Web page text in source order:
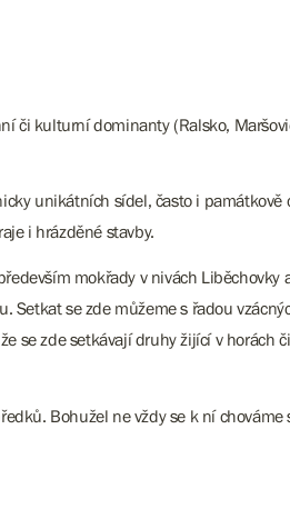
či kulturní dominanty (Ralsko,
unikátních sídel, často i památkově
i hrázděné stavby.
mokřady v nivách Liběchovky
se zde můžeme s řadou
se zde setkávají druhy žijící v horách
Bohužel ne vždy se k ní